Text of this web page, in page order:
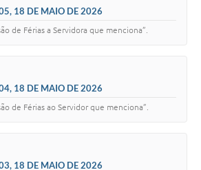
18 DE MAIO DE 2026
de Férias a Servidora que menciona”.
18 DE MAIO DE 2026
de Férias ao Servidor que menciona”.
18 DE MAIO DE 2026